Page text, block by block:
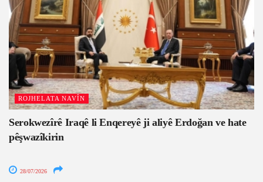
ROJHELATA NAVÎN
Serokwezîrê Iraqê li Enqereyê ji aliyê Erdoğan ve hate
pêşwazîkirin
28/07/2026